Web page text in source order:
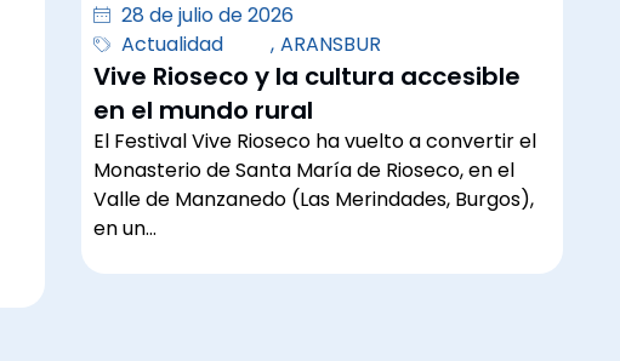
28 de julio de 2026
Actualidad
, ARANSBUR
Vive Rioseco y la cultura accesible
en el mundo rural
El Festival Vive Rioseco ha vuelto a convertir el
Monasterio de Santa María de Rioseco, en el
Valle de Manzanedo (Las Merindades, Burgos),
en un…